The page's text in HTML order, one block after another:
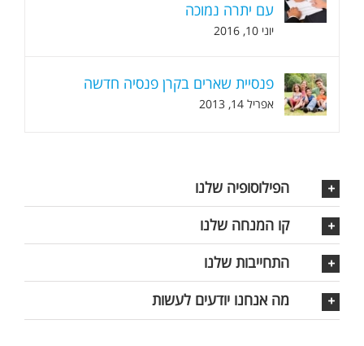
עם יתרה נמוכה
יוני 10, 2016
פנסיית שארים בקרן פנסיה חדשה
אפריל 14, 2013
הפילוסופיה שלנו
קו המנחה שלנו
התחייבות שלנו
מה אנחנו יודעים לעשות